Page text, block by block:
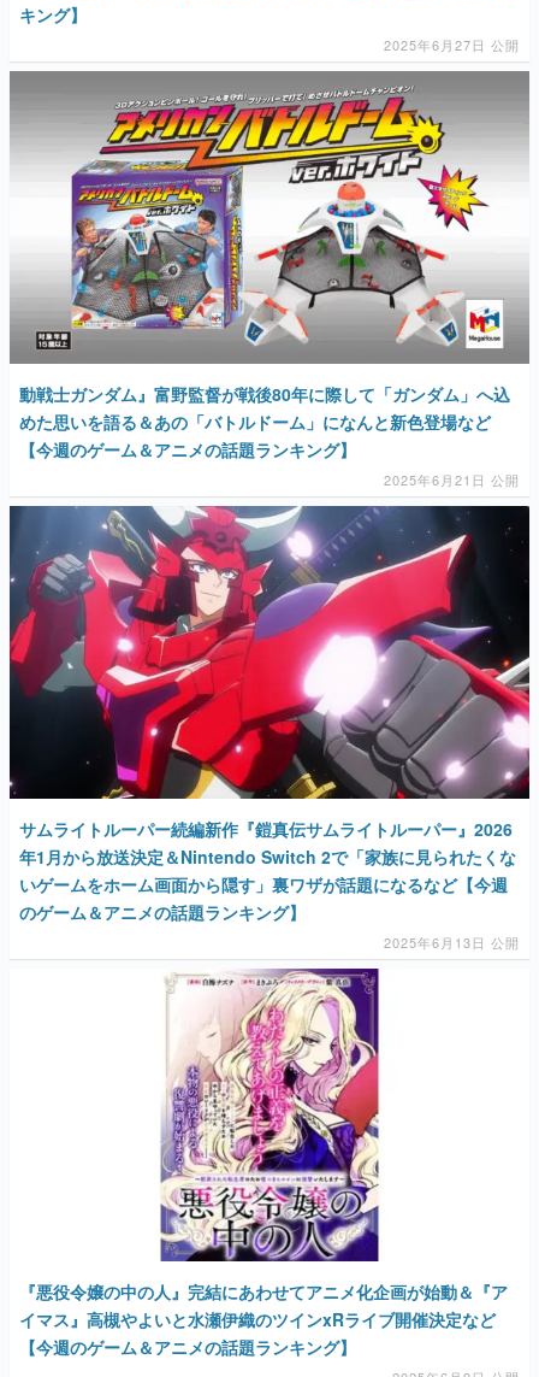
キング】
2025年6月27日 公開
動戦士ガンダム』富野監督が戦後80年に際して「ガンダム」へ込
めた思いを語る＆あの「バトルドーム」になんと新色登場など
【今週のゲーム＆アニメの話題ランキング】
2025年6月21日 公開
サムライトルーパー続編新作『鎧真伝サムライトルーパー』2026
年1月から放送決定＆Nintendo Switch 2で「家族に見られたくな
いゲームをホーム画面から隠す」裏ワザが話題になるなど【今週
のゲーム＆アニメの話題ランキング】
2025年6月13日 公開
『悪役令嬢の中の人』完結にあわせてアニメ化企画が始動＆『ア
イマス』高槻やよいと水瀬伊織のツインxRライブ開催決定など
【今週のゲーム＆アニメの話題ランキング】